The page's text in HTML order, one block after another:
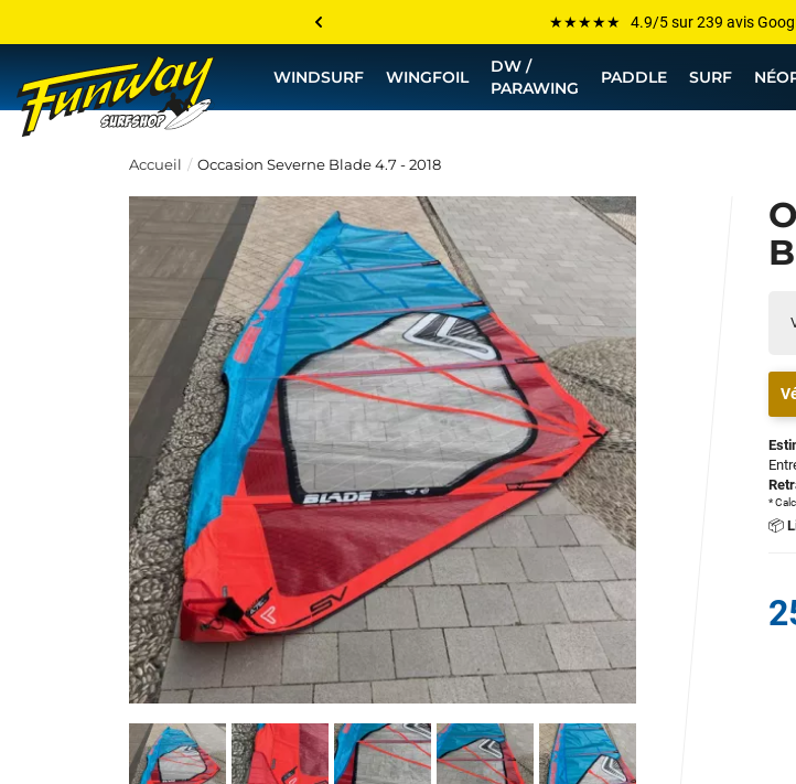
Les plus grandes marques sont chez
Jusqu’à -75% de remise sur le
💰 Meilleur prix garanti — Moins cher
WINDSURF WINGFOIL
DW /
PARAWING
PADDLE SURF
Accueil Occasion Severne Blade 4.7 - 2018
*
📦